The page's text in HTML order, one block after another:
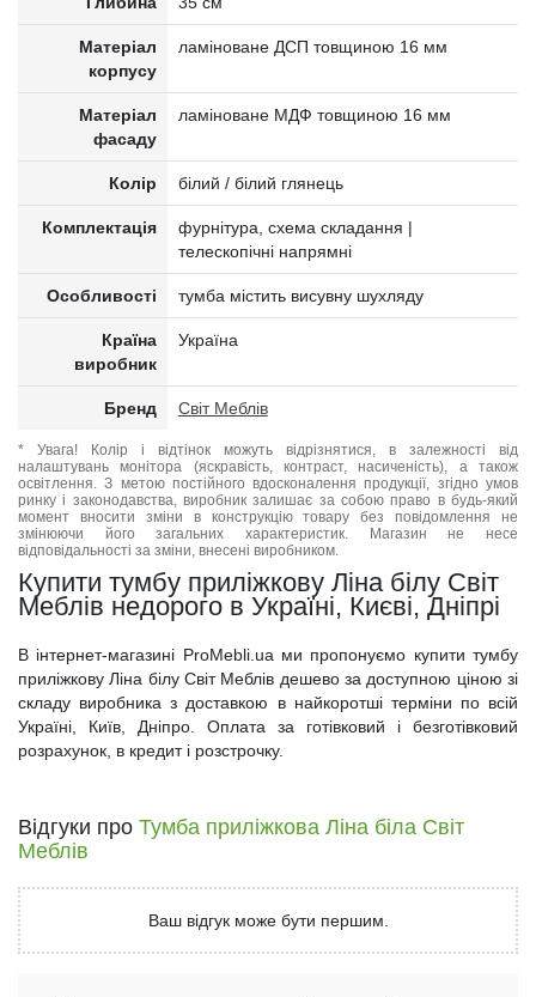
Матеріал
корпусу
ламіноване ДСП товщиною 16 мм
Матеріал
фасаду
ламіноване МДФ товщиною 16 мм
Колір білий / білий глянець
Комплектація
фурнітура, схема складання |
телескопічні напрямні
Особливості тумба містить висувну шухляду
Країна
виробник
Україна
Бренд Світ Меблів
* Увага! Колір і відтінок можуть відрізнятися, в залежності від
налаштувань монітора (яскравість, контраст, насиченість), а також
освітлення. З метою постійного вдосконалення продукції, згідно умов
ринку і законодавства, виробник залишає за собою право в будь-який
момент вносити зміни в конструкцію товару без повідомлення не
змінюючи його загальних характеристик. Магазин не несе
відповідальності за зміни, внесені виробником.
Купити тумбу приліжкову Ліна білу Світ
Меблів недорого в Україні, Києві, Дніпрі
В інтернет-магазині ProMebli.ua ми пропонуємо купити тумбу
приліжкову Ліна білу Світ Меблів дешево за доступною ціною зі
складу виробника з доставкою в найкоротші терміни по всій
Україні, Київ, Дніпро. Оплата за готівковий і безготівковий
розрахунок, в кредит і розстрочку.
Відгуки про Тумба приліжкова Ліна біла Світ
Меблів
Ваш відгук може бути першим.